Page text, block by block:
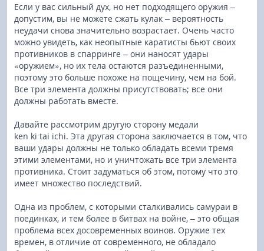
Если у вас сильный дух, но нет подходящего оружия –
допустим, вы не можете сжать кулак – вероятность
неудачи снова значительно возрастает. Очень часто
можно увидеть, как неопытные каратисты бьют своих
противников в спарринге – они наносят удары
«оружием», но их тела остаются разъединенными,
поэтому это больше похоже на пощечину, чем на бой.
Все три элемента должны присутствовать; все они
должны работать вместе.
Давайте рассмотрим другую сторону медали
ken ki tai ichi. Эта другая сторона заключается в том, что
ваши удары должны не только обладать всеми тремя
этими элементами, но и уничтожать все три элемента
противника. Стоит задуматься об этом, потому что это
имеет множество последствий.
Одна из проблем, с которыми сталкивались самураи в
поединках, и тем более в битвах на войне, – это общая
проблема всех досовременных воинов. Оружие тех
времен, в отличие от современного, не обладало